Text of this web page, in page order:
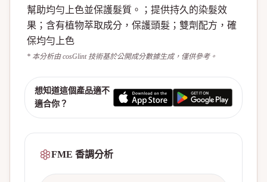
幫助均勻上色並保護髮質。；提供持久的染髮效
果；含有植物萃取成分，保護頭髮；雙劑配方，確
保均勻上色
* 本分析由 cosGlint 技術基於公開成分數據生成，僅供參考。
想知道這個產品適不
適合你？
FME 香調分析